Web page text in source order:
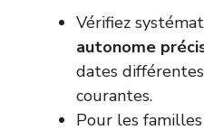
Vérifiez
autonome
dates
courantes.
Pour les